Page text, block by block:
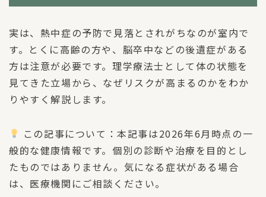
実は、熱中症の予防で見落とされがちなのが室内で
す。とくに高齢の方や、脳卒中などの後遺症がある
方は注意が必要です。理学療法士として体の状態を
見てきた立場から、なぜリスクが高まるのかをわか
りやすく解説します。
この記事について：本記事は2026年6月時点の一
般的な健康情報です。個別の診断や治療を目的とし
たものではありません。気になる症状がある場合
は、医療機関にご相談ください。